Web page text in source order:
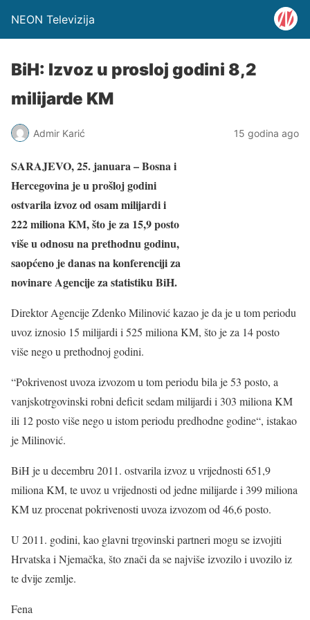
NEON Televizija
BiH: Izvoz u prosloj godini 8,2
milijarde KM
Admir Karić 15 godina ago
SARAJEVO, 25. januara – Bosna i
Hercegovina je u prošloj godini
ostvarila izvoz od osam milijardi i
222 miliona KM, što je za 15,9 posto
više u odnosu na prethodnu godinu,
saopćeno je danas na konferenciji za
novinare Agencije za statistiku BiH.
Direktor Agencije Zdenko Milinović kazao je da je u tom periodu
uvoz iznosio 15 milijardi i 525 miliona KM, što je za 14 posto
više nego u prethodnoj godini.
“Pokrivenost uvoza izvozom u tom periodu bila je 53 posto, a
vanjskotrgovinski robni deficit sedam milijardi i 303 miliona KM
ili 12 posto više nego u istom periodu predhodne godine“, istakao
je Milinović.
BiH je u decembru 2011. ostvarila izvoz u vrijednosti 651,9
miliona KM, te uvoz u vrijednosti od jedne milijarde i 399 miliona
KM uz procenat pokrivenosti uvoza izvozom od 46,6 posto.
U 2011. godini, kao glavni trgovinski partneri mogu se izvojiti
Hrvatska i Njemačka, što znači da se najviše izvozilo i uvozilo iz
te dvije zemlje.
Fena